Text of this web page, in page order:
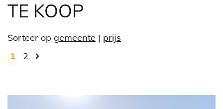
TE KOOP
Sorteer op gemeente | prijs
1
2